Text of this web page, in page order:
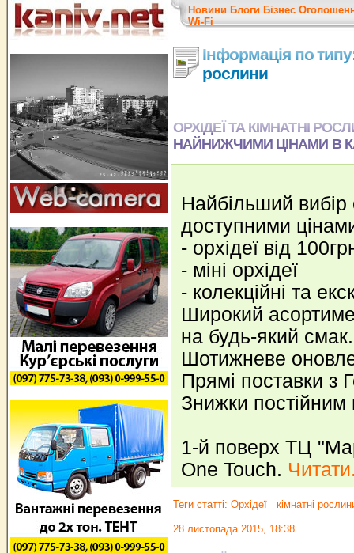
Новини Блоги Бізнес
Wi-Fi
Інформація по
рослини
ОРХІДЕЇ ТА КІМНАТНІ
НАЙНИЖЧИМИ ЦІНАМИ В
Найбільший вибір
доступними
- орхідеї від
- міні орхідеї
- колекційні та
Широкий
на будь-який смак.
Шотижневе
Прямі поставки з
Знижки
1-й поверх ТЦ
One Touch.
Теги статті: Орхідеї кімнатні
28 листопада 2015, 18:38